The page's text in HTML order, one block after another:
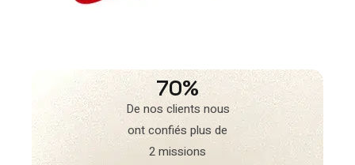
70%
De nos clients nous
ont confiés plus de
2 missions